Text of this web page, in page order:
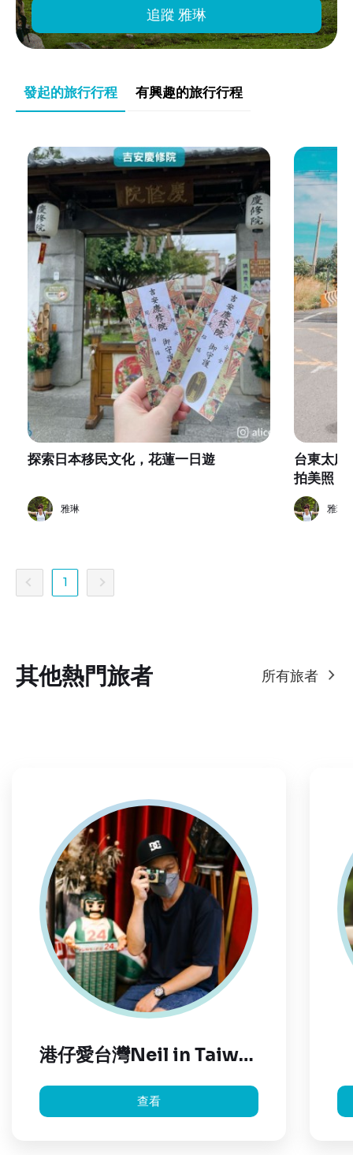
追蹤 雅琳
發起的旅行行程 有興趣的旅行行程
探索日本移民文化，花蓮一日遊
雅琳
台東太麻
拍美照
雅琳
1
其他熱門旅者 所有旅者
港仔愛台灣Neil in Taiwan
查看